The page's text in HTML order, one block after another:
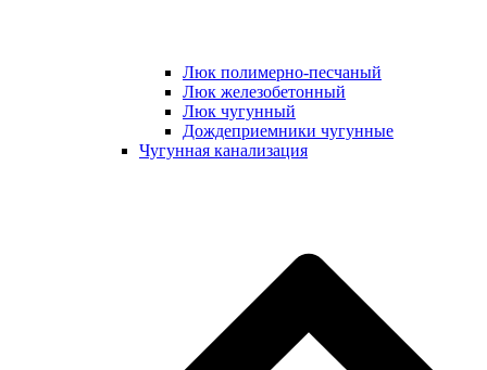
Люк полимерно-песчаный
Люк железобетонный
Люк чугунный
Дождеприемники чугунные
Чугунная канализация